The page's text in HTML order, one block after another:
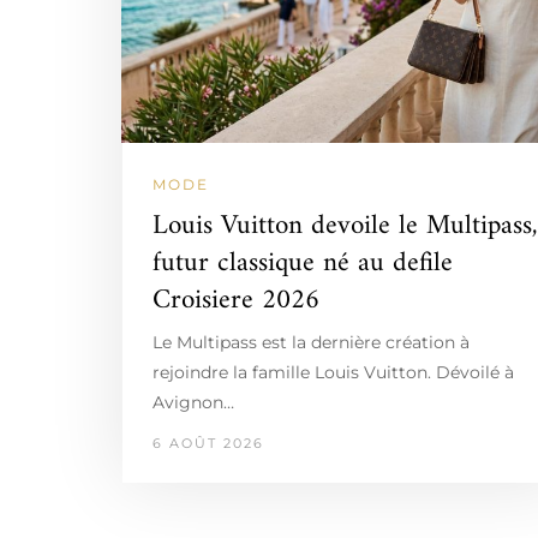
MODE
Louis Vuitton devoile le Multipass,
futur classique né au defile
Croisiere 2026
Le Multipass est la dernière création à
rejoindre la famille Louis Vuitton. Dévoilé à
Avignon…
6 AOÛT 2026